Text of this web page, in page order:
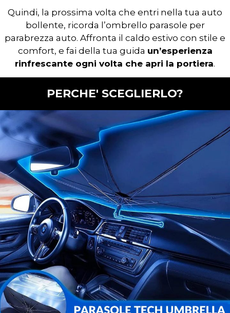
Quindi, la prossima volta che entri nella tua auto
bollente, ricorda l’ombrello parasole per
parabrezza auto. Affronta il caldo estivo con stile e
comfort, e fai della tua guida un’esperienza
rinfrescante ogni volta che apri la portiera.
PERCHE' SCEGLIERLO?